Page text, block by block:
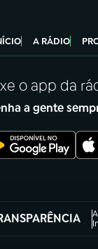
A RÁDIO
o app da
a gente
em nova aba)